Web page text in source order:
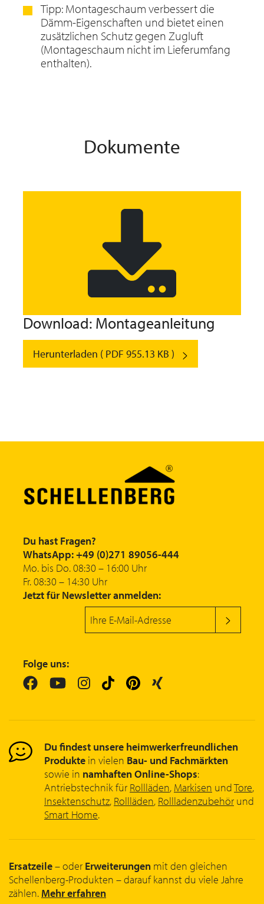
Tipp: Montageschaum verbessert die
Dämm-Eigenschaften und bietet einen
zusätzlichen Schutz gegen Zugluft
(Montageschaum nicht im Lieferumfang
enthalten).
Dokumente
Download: Montageanleitung
Herunterladen ( PDF 955.13 KB )
Du hast Fragen?
WhatsApp: +49 (0)271 89056-444
Mo. bis Do. 08:30 – 16:00 Uhr
Fr. 08:30 – 14:30 Uhr
Jetzt für Newsletter anmelden:
Folge uns:
Du findest unsere heimwerkerfreundlichen
Produkte in vielen Bau- und Fachmärkten
sowie in namhaften Online-Shops:
Antriebstechnik für Rollläden, Markisen undTore,
Insektenschutz, Rollläden, Rollladenzubehör und
Smart Home.
Ersatzeile– oder Erweiterungen mit den gleichen
Schellenberg-Produkten – darauf kannst du viele Jahre
zählen. Mehr erfahren